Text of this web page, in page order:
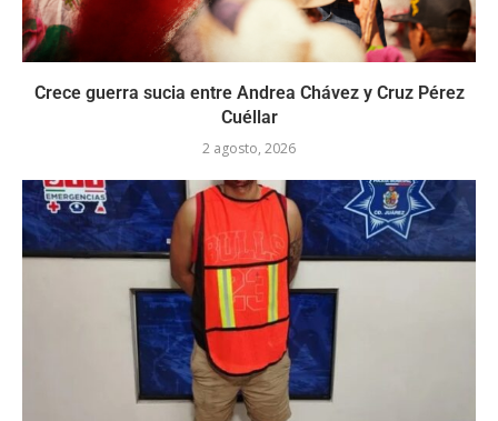
Crece guerra sucia entre Andrea Chávez y Cruz Pérez
Cuéllar
2 agosto, 2026